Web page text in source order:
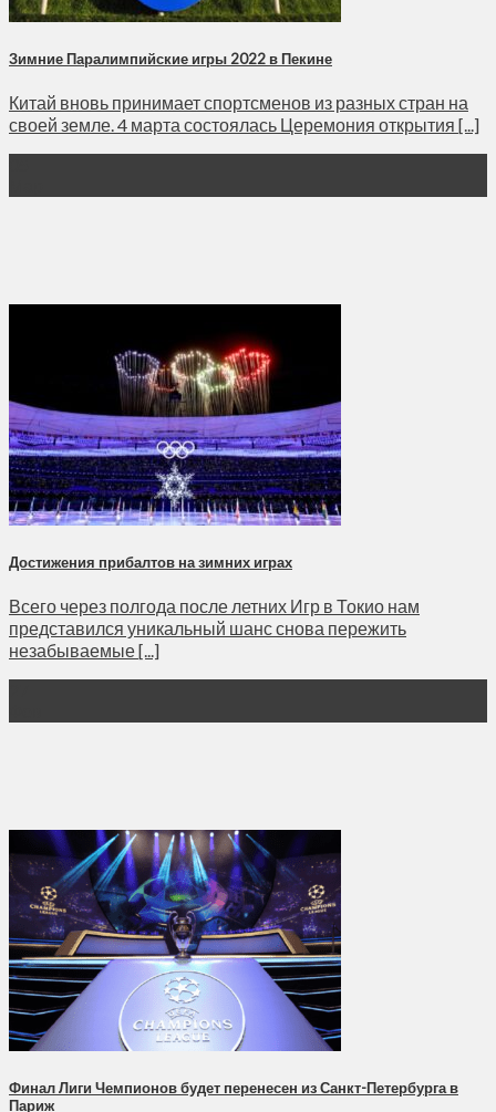
Зимние Паралимпийские игры 2022 в Пекине
Китай вновь принимает спортсменов из разных стран на
своей земле. 4 марта состоялась Церемония открытия [...]
Достижения прибалтов на зимних играх
Всего через полгода после летних Игр в Токио нам
представился уникальный шанс снова пережить
незабываемые [...]
Финал Лиги Чемпионов будет перенесен из Санкт-Петербурга в
Париж